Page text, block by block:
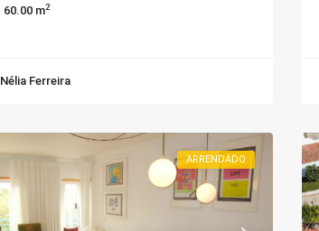
60.00 m2
Nélia Ferreira
ARRENDADO